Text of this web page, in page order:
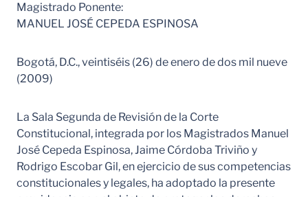
Magistrado Ponente:
MANUEL JOSÉ CEPEDA ESPINOSA
Bogotá, D.C., veintiséis (26) de enero de dos mil nueve
(2009)
La Sala Segunda de Revisión de la Corte
Constitucional, integrada por los Magistrados Manuel
José Cepeda Espinosa, Jaime Córdoba Triviño y
Rodrigo Escobar Gil, en ejercicio de sus competencias
constitucionales y legales, ha adoptado la presente